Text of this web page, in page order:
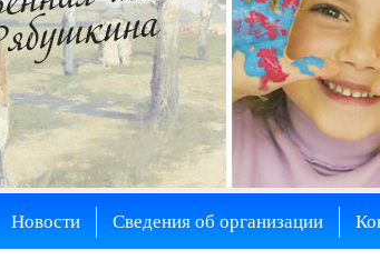
Новости Сведения об организации